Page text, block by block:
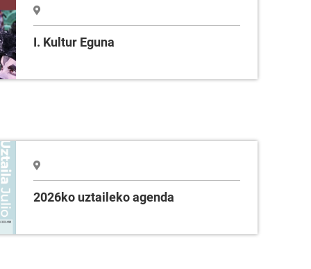
I. Kultur Eguna
2026ko uztaileko agenda